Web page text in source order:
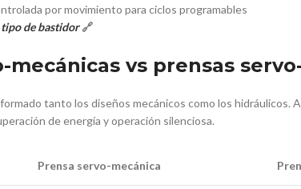
por movimiento para ciclos programables
tipo de bastidor🔗
mecánicas vs prensas
tanto los diseños mecánicos como los
de energía y operación silenciosa.
Prensa servo-mecánica